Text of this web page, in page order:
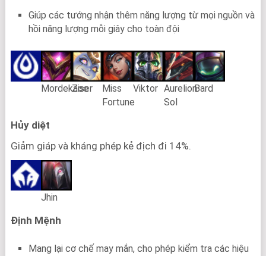
Giúp các tướng nhận thêm năng lượng từ mọi nguồn và
hồi năng lượng mỗi giây cho toàn đội
Mordekaiser
Zoe
Miss
Fortune
Viktor Aurelion
Sol
Bard
Hủy diệt
Giảm giáp và kháng phép kẻ địch đi 14%.
Jhin
Định Mệnh
Mang lại cơ chế may mắn, cho phép kiểm tra các hiệu